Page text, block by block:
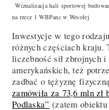
Wizualizacja hali sportowej
na rzecz 1 WBPanc w Wesołej
Inwestycje w tego
różnych częściach kraju.
liczebność sił zbrojnych
amerykańskich, też
zadbać o tężyznę
zamówiła za 73,6 mln zł
Podlaska” (zatem